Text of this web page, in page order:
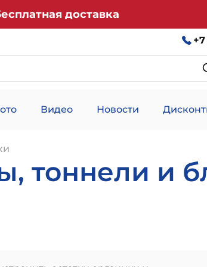
доставка
Видео Новости
тоннели и